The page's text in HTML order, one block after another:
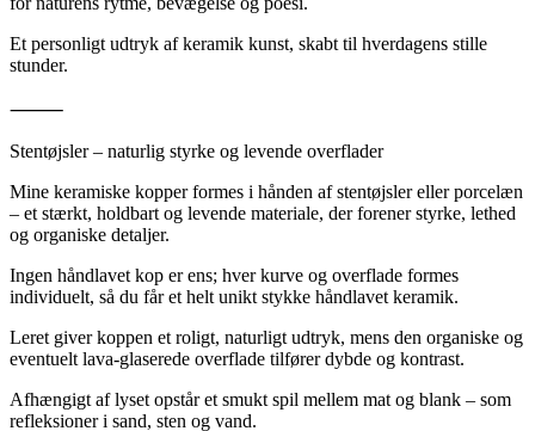
Et personligt udtryk af keramik kunst, skabt til hverdagens stille
stunder.
⸻
Stentøjsler – naturlig styrke og levende overflader
Mine keramiske kopper formes i hånden af stentøjsler eller porcelæn
– et stærkt, holdbart og levende materiale, der forener styrke, lethed
og organiske detaljer.
Ingen håndlavet kop er ens; hver kurve og overflade formes
individuelt, så du får et helt unikt stykke håndlavet keramik.
Leret giver koppen et roligt, naturligt udtryk, mens den organiske og
eventuelt lava-glaserede overflade tilfører dybde og kontrast.
Afhængigt af lyset opstår et smukt spil mellem mat og blank – som
refleksioner i sand, sten og vand.